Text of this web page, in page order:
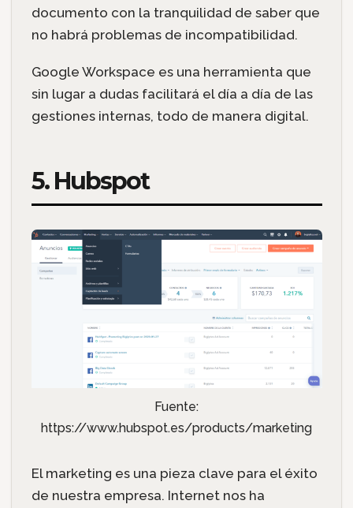
documento con la tranquilidad de saber que
no habrá problemas de incompatibilidad.
Google Workspace es una herramienta que
sin lugar a dudas facilitará el día a día de las
gestiones internas, todo de manera digital.
5. Hubspot
Fuente:
https://www.hubspot.es/products/marketing
El marketing es una pieza clave para el éxito
de nuestra empresa. Internet nos ha